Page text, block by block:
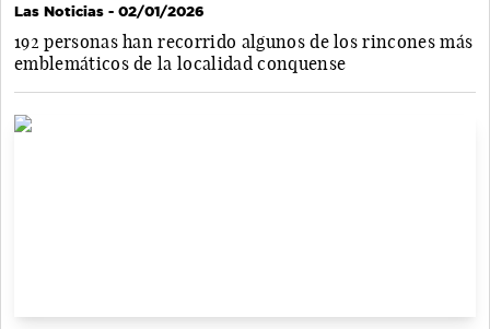
Las Noticias - 02/01/2026
192 personas han recorrido algunos de los rincones más
emblemáticos de la localidad conquense